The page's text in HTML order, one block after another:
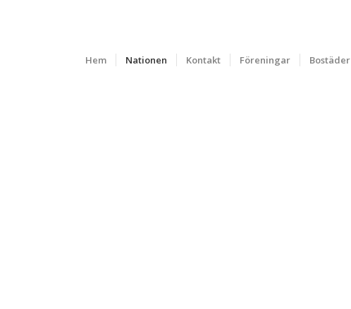
Hem Nationen Kontakt Föreningar Bostäder